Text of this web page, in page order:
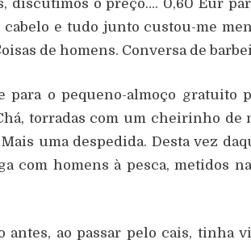
discutimos o preço…. 0,60 Eur
cabelo e tudo junto custou-me
de homens. Conversa de
para o pequeno-almoço gratuito
torradas com um cheirinho de
uma despedida. Desta vez
com homens à pesca, metidos
antes, ao passar pelo cais, tinha